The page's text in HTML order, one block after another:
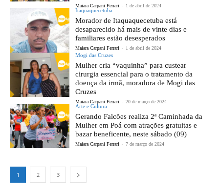
Maiara Carpani Ferrari - 1 de abril de 2024
Itaquaquecetuba
Morador de Itaquaquecetuba está
desaparecido há mais de vinte dias e
familiares estão desesperados
Maiara Carpani Ferrari - 1 de abril de 2024
Mogi das Cruzes
Mulher cria “vaquinha” para custear
cirurgia essencial para o tratamento da
doença da irmã, moradora de Mogi das
Cruzes
Maiara Carpani Ferrari - 20 de março de 2024
Arte e Cultura
Gerando Falcões realiza 2ª Caminhada da
Mulher em Poá com atrações gratuitas e
bazar beneficente, neste sábado (09)
Maiara Carpani Ferrari - 7 de março de 2024
1 2 3